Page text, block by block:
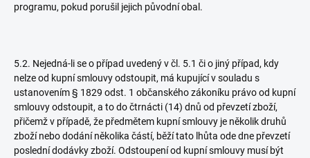
programu, pokud porušil jejich původní obal.
5.2. Nejedná-li se o případ uvedený v čl. 5.1 či o jiný případ, kdy
nelze od kupní smlouvy odstoupit, má kupující v souladu s
ustanovením § 1829 odst. 1 občanského zákoníku právo od kupní
smlouvy odstoupit, a to do čtrnácti (14) dnů od převzetí zboží,
přičemž v případě, že předmětem kupní smlouvy je několik druhů
zboží nebo dodání několika částí, běží tato lhůta ode dne převzetí
poslední dodávky zboží. Odstoupení od kupní smlouvy musí být